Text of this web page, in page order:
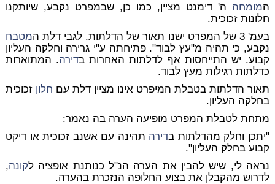
המומחה ה' דימנט מציין, כמו כן, שבמפרט נקבע, שיותקנו
חלונות זכוכית.
בעמ' 3 של המפרט ישנו תאור של הדלתות. לגבי דלת ה
מטבח
נקבע, כי תהיה מ"עץ לבוד". פתיחתה ע"י גרירה וחלקה העליון
קבוע. יש התייחסות אף לדלתות האחרות בדירה. המתוארות
כדלתות רגילות מעץ לבוד.
תאור הדלתות בטבלת המיפרט אינו מציין דלת עם חלון זכוכית
בחלקה העליון.
מתחת לטבלת המפרט מופיעה הערה בה נאמר:
"יתכן וחלק מהדלתות בדירה תהינה עם אשנב זכוכית או דיקט
קבוע בחלק העליון".
נראה לי, שיש להבין את הערה הנ"ל כנותנת אופציה לקונה,
לדרוש מהקבלן את בצוע החלופה הנזכרת בהערה.